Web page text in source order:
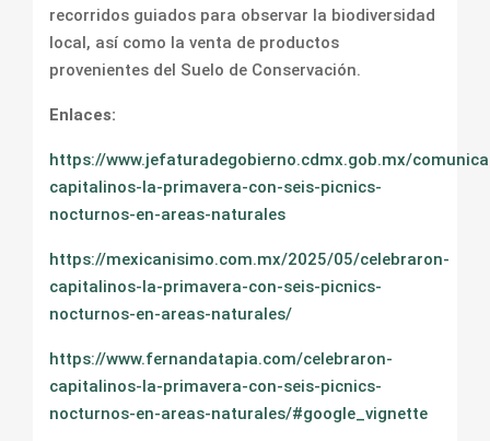
recorridos guiados para observar la biodiversidad
local, así como la venta de productos
provenientes del Suelo de Conservación.
Enlaces:
https://www.jefaturadegobierno.cdmx.gob.mx/
capitalinos-la-primavera-con-seis-picnics-
nocturnos-en-areas-naturales
https://mexicanisimo.com.mx/2025/05/celebraron-
capitalinos-la-primavera-con-seis-picnics-
nocturnos-en-areas-naturales/
https://www.fernandatapia.com/celebraron-
capitalinos-la-primavera-con-seis-picnics-
nocturnos-en-areas-naturales/#google_vignette